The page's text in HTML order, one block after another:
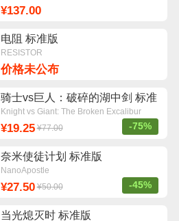
¥137.00
电阻 标准版
RESISTOR
价格未公布
骑士vs巨人：破碎的湖中剑 标准
版
Knight vs Giant: The Broken Excalibur
¥19.25 ¥77.00 -75%
奈米使徒计划 标准版
NanoApostle
¥27.50 ¥50.00 -45%
当光熄灭时 标准版